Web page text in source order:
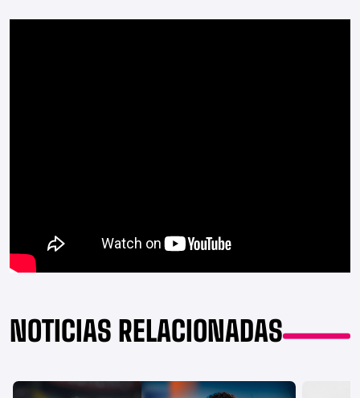
NOTICIAS RELACIONADAS